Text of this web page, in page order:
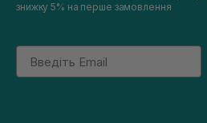
знижку 5% на перше замовлення
Email